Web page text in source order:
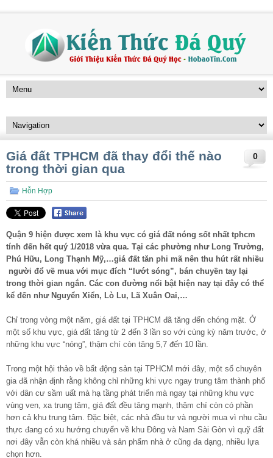
0
Giá đất TPHCM đã thay đổi thế nào
trong thời gian qua
Hỗn Hợp
Quận 9 hiện được xem là khu vực có giá đất nóng sốt nhất tphcm
tính đến hết quý 1/2018 vừa qua. Tại các phường như Long Trường,
Phú Hữu, Long Thạnh Mỹ,…giá đất tăn phi mã nên thu hút rất nhiều
người đổ về mua với mục đích “lướt sóng”, bán chuyền tay lại
trong thời gian ngắn. Các con đường nổi bật hiện nay tại đây có thể
kể đến như Nguyển Xiển, Lò Lu, Lã Xuân Oai,…
Chỉ trong vòng một năm, giá đất tại TPHCM đã tăng đến chóng mặt. Ở
một số khu vực, giá đất tăng từ 2 đến 3 lần so với cùng kỳ năm trước, ở
những khu vực “nóng”, thậm chí còn tăng 5,7 đến 10 lần.
Trong một hội thảo về bất động sản tại TPHCM mới đây, một số chuyên
gia đã nhận định rằng không chỉ những khi vực ngay trung tâm thành phố
với dân cư sầm uất mà hạ tầng phát triển mà ngay tại những khu vực
vùng ven, xa trung tâm, giá đất đều tăng mạnh, thậm chí còn có phần
hơn cả khu trung tâm. Đặc biệt, các nhà đầu tư và người mua vì nhu cầu
thực đang có xu hướng chuyển về khu Đông và Nam Sài Gòn vì quỹ đất
nơi đây vẫn còn khá nhiều và sản phẩm nhà ở cũng đa dạng, nhiều lựa
chọn hơn.